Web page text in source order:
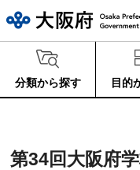
分類から探す 目的
第34回大阪府